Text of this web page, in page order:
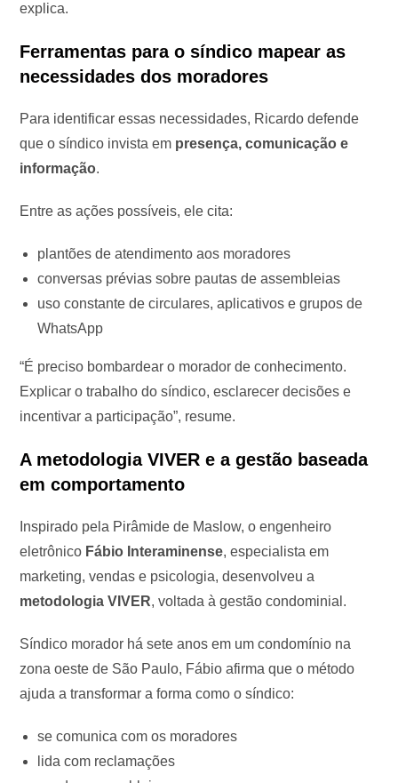
explica.
Ferramentas para o síndico mapear as
necessidades dos moradores
Para identificar essas necessidades, Ricardo defende
que o síndico invista em presença, comunicação e
informação.
Entre as ações possíveis, ele cita:
plantões de atendimento aos moradores
conversas prévias sobre pautas de assembleias
uso constante de circulares, aplicativos e grupos de
WhatsApp
“É preciso bombardear o morador de conhecimento.
Explicar o trabalho do síndico, esclarecer decisões e
incentivar a participação”, resume.
A metodologia VIVER e a gestão baseada
em comportamento
Inspirado pela Pirâmide de Maslow, o engenheiro
eletrônico Fábio Interaminense, especialista em
marketing, vendas e psicologia, desenvolveu a
metodologia VIVER, voltada à gestão condominial.
Síndico morador há sete anos em um condomínio na
zona oeste de São Paulo, Fábio afirma que o método
ajuda a transformar a forma como o síndico:
se comunica com os moradores
lida com reclamações